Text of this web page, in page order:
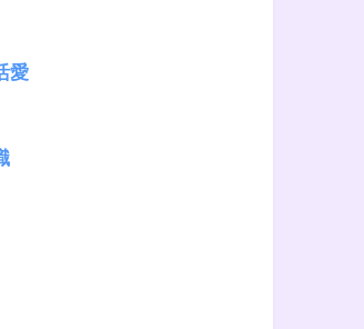
愛